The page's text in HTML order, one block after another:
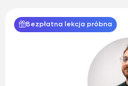
Bezpłatna lekcja próbna